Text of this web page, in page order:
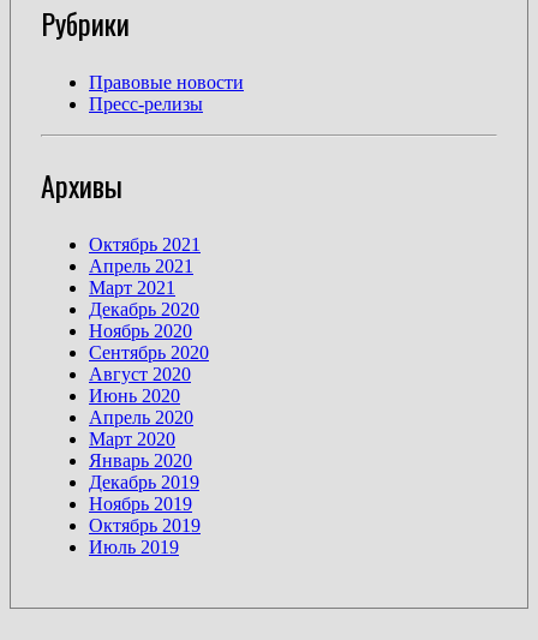
Рубрики
Правовые новости
Пресс-релизы
Архивы
Октябрь 2021
Апрель 2021
Март 2021
Декабрь 2020
Ноябрь 2020
Сентябрь 2020
Август 2020
Июнь 2020
Апрель 2020
Март 2020
Январь 2020
Декабрь 2019
Ноябрь 2019
Октябрь 2019
Июль 2019